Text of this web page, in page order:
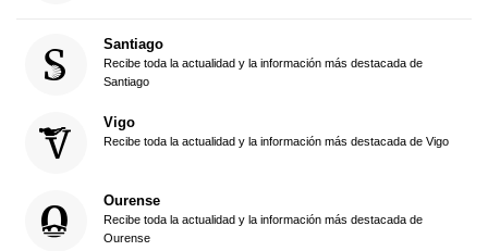
Santiago
Recibe toda la actualidad y la información más destacada de
Santiago
Vigo
Recibe toda la actualidad y la información más destacada de Vigo
Ourense
Recibe toda la actualidad y la información más destacada de
Ourense